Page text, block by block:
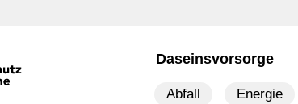
Daseinsvorsorge
Abfall Energie